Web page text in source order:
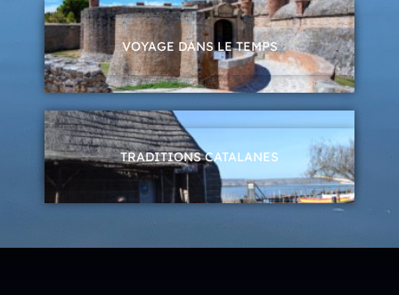
VOYAGE DANS LE TEMPS
TRADITIONS CATALANES